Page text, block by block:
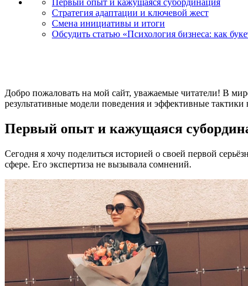
Стратегия адаптации и ключевой жест
Смена инициативы и итоги
Обсудить статью «Психология бизнеса: как
Добро пожаловать на мой сайт, уважаемые читатели! В
результативные модели поведения и эффективные тактики
Первый опыт и кажущаяся
Сегодня я хочу поделиться историей о своей первой
сфере. Его экспертиза не вызывала сомнений.